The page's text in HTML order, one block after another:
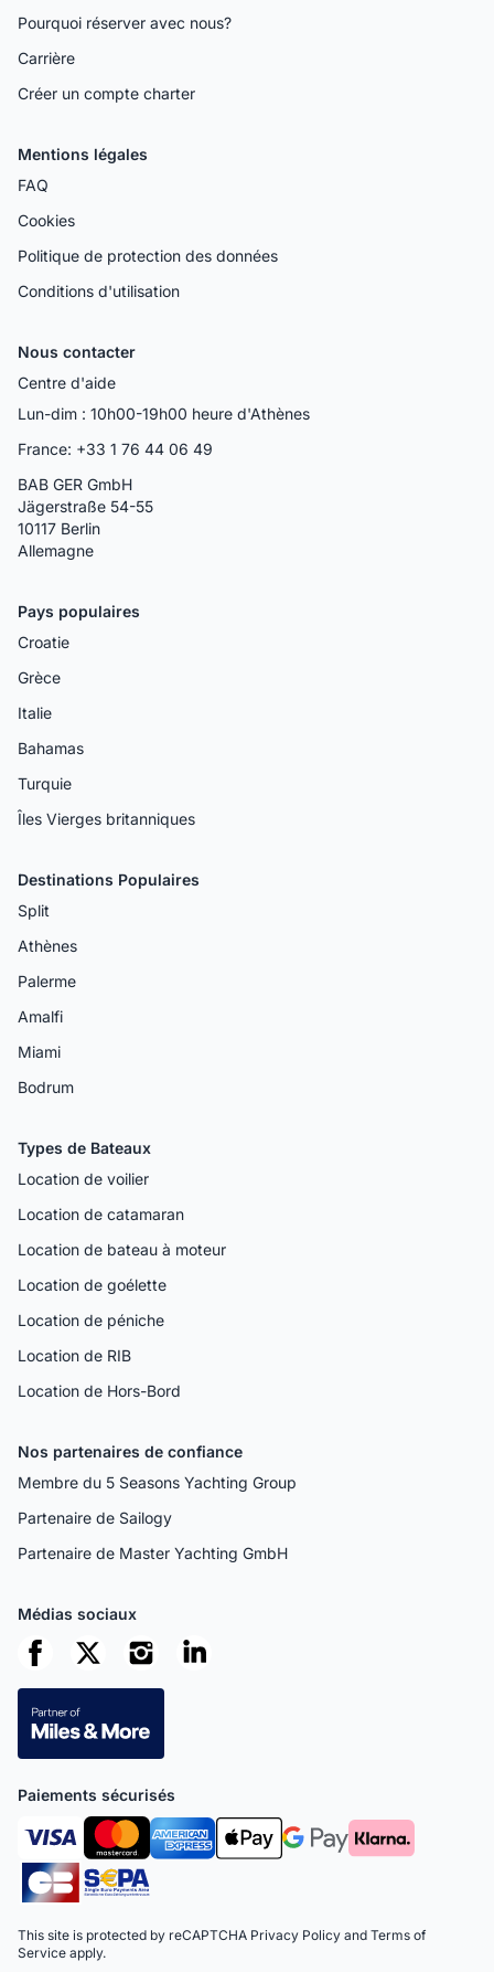
Pourquoi réserver avec nous?
Carrière
Créer un compte charter
Mentions légales
FAQ
Cookies
Politique de protection des données
Conditions d'utilisation
Nous contacter
Centre d'aide
Lun-dim : 10h00-19h00 heure d'Athènes
France: +33 1 76 44 06 49
BAB GER GmbH
Jägerstraße 54-55
10117 Berlin
Allemagne
Pays populaires
Croatie
Grèce
Italie
Bahamas
Turquie
Îles Vierges britanniques
Destinations Populaires
Split
Athènes
Palerme
Amalfi
Miami
Bodrum
Types de Bateaux
Location de voilier
Location de catamaran
Location de bateau à moteur
Location de goélette
Location de péniche
Location de RIB
Location de Hors-Bord
Nos partenaires de confiance
Membre du 5 Seasons Yachting Group
Partenaire de Sailogy
Partenaire de Master Yachting GmbH
Médias sociaux
Paiements sécurisés
This site is protected by reCAPTCHA Privacy Policy and Terms of
Service apply.